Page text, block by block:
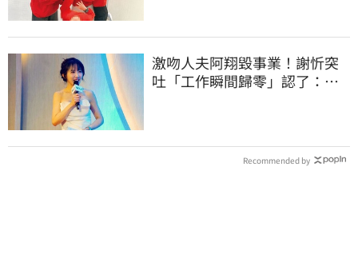
激吻人夫阿翔毀事業！謝忻突
吐「工作瞬間歸零」認了：咎
Recommended by